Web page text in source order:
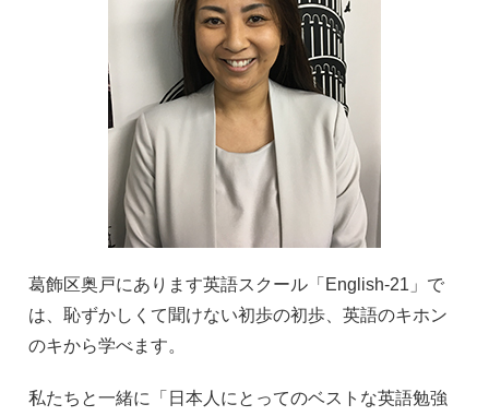
葛飾区奥戸にあります英語スクール「English-21」で
は、恥ずかしくて聞けない初歩の初歩、英語のキホン
のキから学べます。
私たちと一緒に「日本人にとってのベストな英語勉強